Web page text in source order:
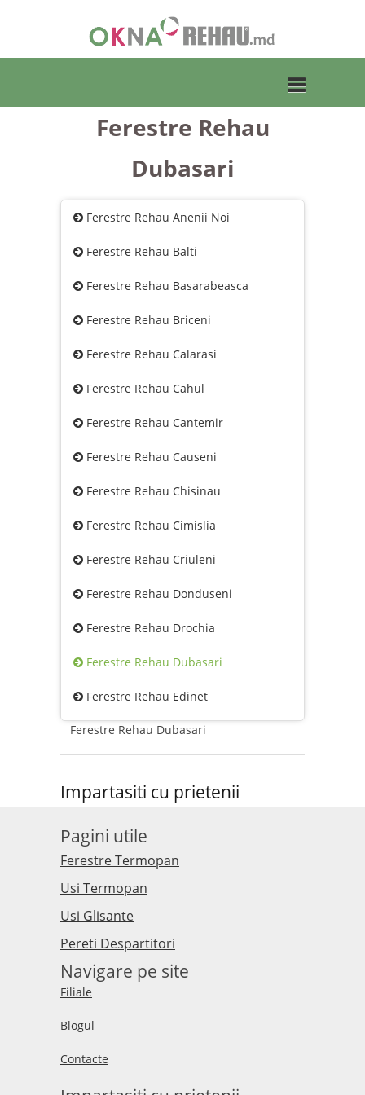
Ferestre Rehau
Dubasari
Ferestre Rehau Anenii Noi
Ferestre Rehau Balti
Ferestre Rehau Basarabeasca
Ferestre Rehau Briceni
Ferestre Rehau Calarasi
Ferestre Rehau Cahul
Ferestre Rehau Cantemir
Ferestre Rehau Causeni
Ferestre Rehau Chisinau
Ferestre Rehau Cimislia
Ferestre Rehau Criuleni
Ferestre Rehau Donduseni
Ferestre Rehau Drochia
Ferestre Rehau Dubasari
Ferestre Rehau Edinet
Ferestre Rehau Dubasari
Impartasiti cu prietenii
Pagini utile
Ferestre Termopan
Usi Termopan
Usi Glisante
Pereti Despartitori
Navigare pe site
Filiale
Blogul
Contacte